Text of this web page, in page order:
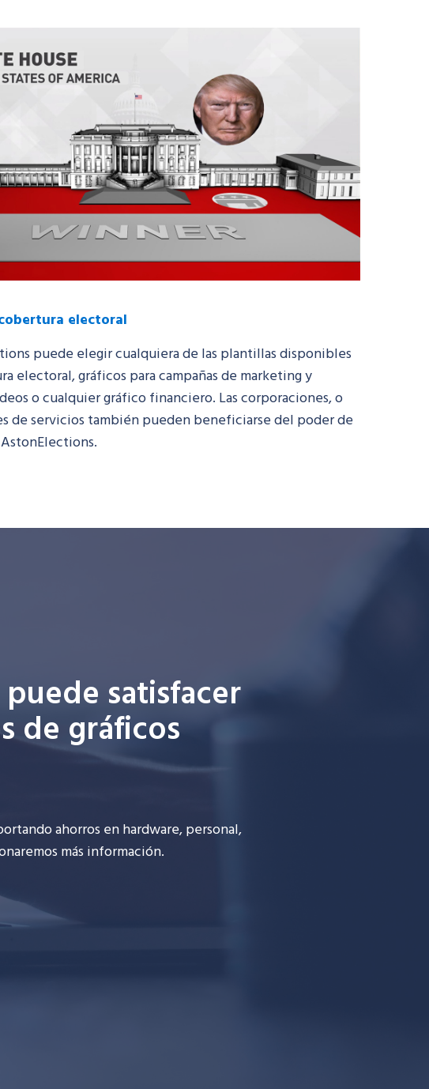
electoral
puede elegir cualquiera de las plantillas disponibles
electoral, gráficos para campañas de marketing y
o cualquier gráfico financiero. Las corporaciones, o
de servicios también pueden beneficiarse del poder de
AstonElections.
satisfacer
de gráficos
ahorros en hardware,personal,
más información.